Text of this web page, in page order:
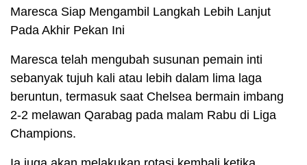
Maresca Siap Mengambil Langkah Lebih Lanjut
Pada Akhir Pekan Ini
Maresca telah mengubah susunan pemain inti
sebanyak tujuh kali atau lebih dalam lima laga
beruntun, termasuk saat Chelsea bermain imbang
2-2 melawan Qarabag pada malam Rabu di Liga
Champions.